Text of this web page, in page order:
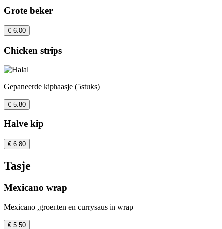
Grote beker
€ 6.00
Chicken strips
Gepaneerde kiphaasje (5stuks)
€ 5.80
Halve kip
€ 6.80
Tasje
Mexicano wrap
Mexicano ,groenten en currysaus in wrap
€ 5.50